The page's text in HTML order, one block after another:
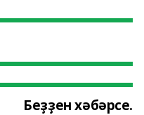
Беҙҙен хәбәрсе.